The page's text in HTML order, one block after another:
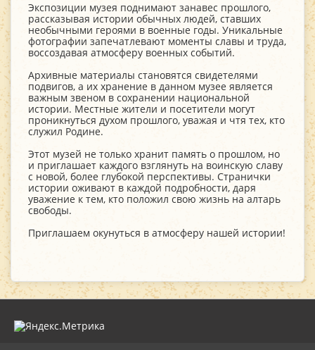
Экспозиции музея поднимают занавес прошлого,
рассказывая истории обычных людей, ставших
необычными героями в военные годы. Уникальные
фотографии запечатлевают моменты славы и труда,
воссоздавая атмосферу военных событий.
Архивные материалы становятся свидетелями
подвигов, а их хранение в данном музее является
важным звеном в сохранении национальной
истории. Местные жители и посетители могут
проникнуться духом прошлого, уважая и чтя тех, кто
служил Родине.
Этот музей не только хранит память о прошлом, но
и приглашает каждого взглянуть на воинскую славу
с новой, более глубокой перспективы. Странички
истории оживают в каждой подробности, даря
уважение к тем, кто положил свою жизнь на алтарь
свободы.
Приглашаем окунуться в атмосферу нашей истории!